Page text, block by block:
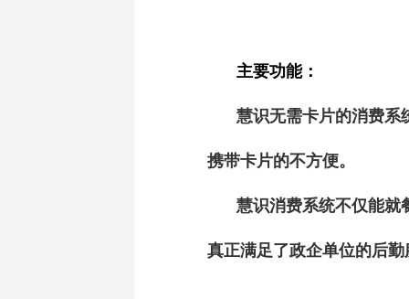
主要功能：
慧识无需卡片的消费系
携带卡片的不方便。
慧识消费系统不仅能就
真正满足了政企单位的后